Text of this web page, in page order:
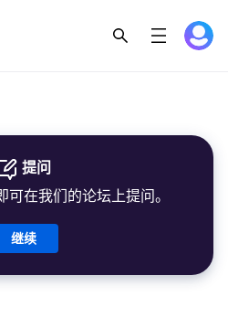
提问
在我们的论坛上提问。
继续